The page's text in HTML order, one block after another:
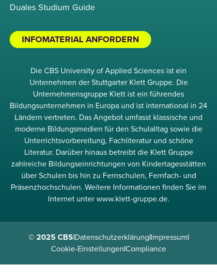
Duales Studium Guide
INFOMATERIAL ANFORDERN
Die CBS University of Applied Sciences ist ein
Unternehmen der Stuttgarter Klett Gruppe. Die
Unternehmensgruppe Klett ist ein führendes
Bildungsunternehmen in Europa und ist international in 24
Ländern vertreten. Das Angebot umfasst klassische und
moderne Bildungsmedien für den Schulalltag sowie die
Unterrichtsvorbereitung, Fachliteratur und schöne
Literatur. Darüber hinaus betreibt die Klett Gruppe
zahlreiche Bildungseinrichtungen von Kindertagesstätten
über Schulen bis hin zu Fernschulen, Fernfach- und
Präsenzhochschulen. Weitere Informationen finden Sie im
Internet unter www.klett-gruppe.de.
© 2025 CBS|Datenschutzerklärung|Impressum|
Cookie-Einstellungen|Compliance